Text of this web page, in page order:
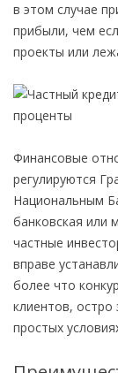
в этом случае
прибыли, чем
проекты или
Финансовые
регулируются
Национальным
банковская или
частные
вправе
более что
клиентов, остро
простых